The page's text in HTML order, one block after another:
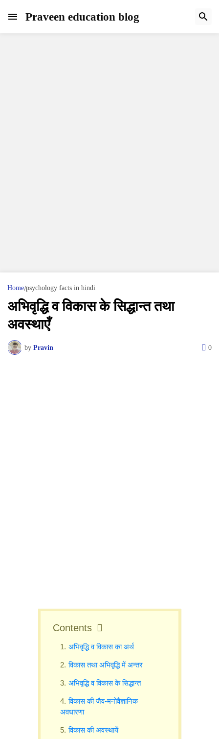
Praveen education blog
Home psychology facts in hindi
अभिवृद्धि व विकास के सिद्धान्त तथा
अवस्थाएँ
by Pravin 0
Contents
अभिवृद्धि व विकास का अर्थ
विकास तथा अभिवृद्धि में अन्तर
अभिवृद्धि व विकास के सिद्धान्त
विकास की जैव-मनोवैज्ञानिक
अवधारणा
विकास की अवस्थायें